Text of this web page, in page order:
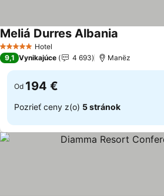
5 Počet hviezdičiek
Hotel
Meliá Durres Albania
9,1 Vynikajúce 4 693 Manëz
Od 194 €
Pozrieť ceny z(o) 5 stránok